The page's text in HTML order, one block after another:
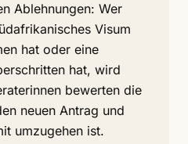
Ablehnungen: Wer
Visum
hat oder eine
hat, wird
bewerten die
neuen Antrag und
umzugehen ist.